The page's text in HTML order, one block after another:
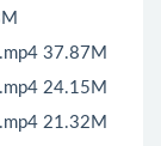
37.87M
24.15M
21.32M